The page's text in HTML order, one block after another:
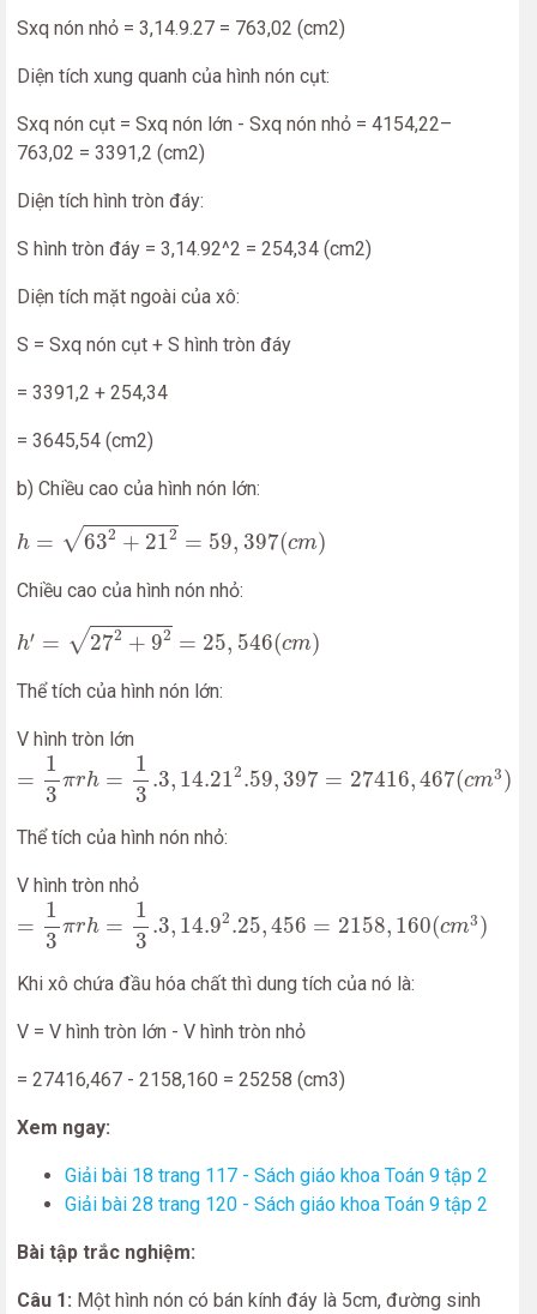
Sxq nón nhỏ = 3,14.9.27 = 763,02 (cm2)
Diện tích xung quanh của hình nón cụt:
Sxq nón cụt = Sxq nón lớn - Sxq nón nhỏ = 4154,22–
763,02 = 3391,2 (cm2)
Diện tích hình tròn đáy:
S hình tròn đáy = 3,14.92^2 = 254,34 (cm2)
Diện tích mặt ngoài của xô:
S = Sxq nón cụt + S hình tròn đáy
= 3391,2 + 254,34
= 3645,54 (cm2)
b) Chiều cao của hình nón lớn:
h = √632 + 212 = 59, 397(cm)
+212=59,397
Chiều cao của hình nón nhỏ:
h′ = √272 + 92 = 25, 546(cm)
+92=25,546
Thể tích của hình nón lớn:
V hình tròn lớn
=
1
3
πrh =
1
3
.3, 14.212.59, 397 = 27416,467(cm3)
= 13π rh=13.3
Thể tích của hình nón nhỏ:
V hình tròn nhỏ
=
1
3
πrh =
1
3
.3, 14.92.25,456 = 2158, 160(cm3)
= 13π rh=13.3
Khi xô chứa đầu hóa chất thì dung tích của nó là:
V = V hình tròn lớn - V hình tròn nhỏ
= 27416,467 - 2158,160 = 25258 (cm3)
Xem ngay:
Giải bài 18 trang 117 - Sách giáo khoa Toán 9 tập 2
Giải bài 28 trang 120 - Sách giáo khoa Toán 9 tập 2
Bài tập trắc nghiệm:
Câu 1: Một hình nón có bán kính đáy là 5cm, đường sinh